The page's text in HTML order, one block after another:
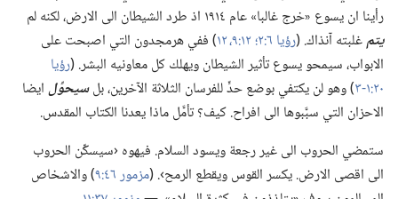
رأينا ان يسوع «خرج غالبا» عام ١٩١٤ اذ طرد الشيطان الى الارض،‏ لكنه لم
يتمغلبته آنذاك.‏ (‏رؤيا ٦:‏٢؛‏
‏)‏ ففي هرمجدون التي اصبحت على
الابواب،‏ سيمحو يسوع تأثير الشيطان ويهلك كل معاونيه البشر.‏ (‏رؤيا
٢٠:‏١-‏٣
‏)‏ وهو لن يكتفي بوضع حدٍّ للفرسان الثلاثة الآخرين،‏ بلسيحوِّلايضا
الاحزان التي سبَّبوها الى افراح.‏ كيف؟‏ تأمَّل ماذا يعدنا الكتاب المقدس.‏
ستمضي الحروب الى غير رجعة ويسود السلام.‏ فيهوه ‹سيسكِّن الحروب
الى اقصى الارض.‏ يكسر القوس ويقطع الرمح›.‏ (‏مزمور ٤٦:‏٩
‏)‏ والاشخاص